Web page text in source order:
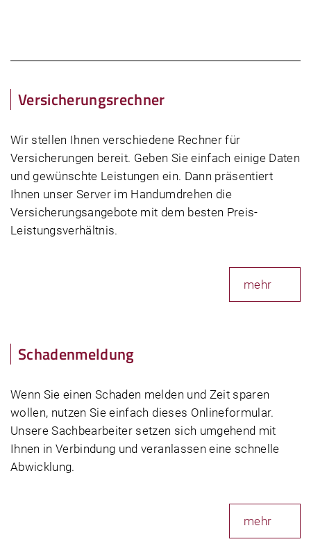
Versicherungsrechner
Wir stellen Ihnen verschiedene Rechner für
Versicherungen bereit. Geben Sie einfach einige Daten
und gewünschte Leistungen ein. Dann präsentiert
Ihnen unser Server im Handumdrehen die
Versicherungsangebote mit dem besten Preis-
Leistungsverhältnis.
mehr
Schadenmeldung
Wenn Sie einen Schaden melden und Zeit sparen
wollen, nutzen Sie einfach dieses Onlineformular.
Unsere Sachbearbeiter setzen sich umgehend mit
Ihnen in Verbindung und veranlassen eine schnelle
Abwicklung.
mehr